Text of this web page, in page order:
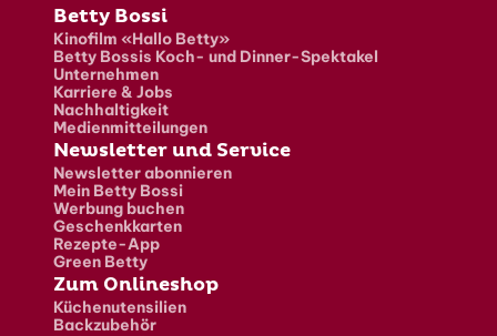
Fusszeile
Betty Bossi
Kinofilm «Hallo Betty»
Betty Bossis Koch- und Dinner-Spektakel
Unternehmen
Karriere & Jobs
Nachhaltigkeit
Medienmitteilungen
Newsletter und Service
Newsletter abonnieren
Mein Betty Bossi
Werbung buchen
Geschenkkarten
Rezepte-App
Green Betty
Zum Onlineshop
Küchenutensilien
Backzubehör